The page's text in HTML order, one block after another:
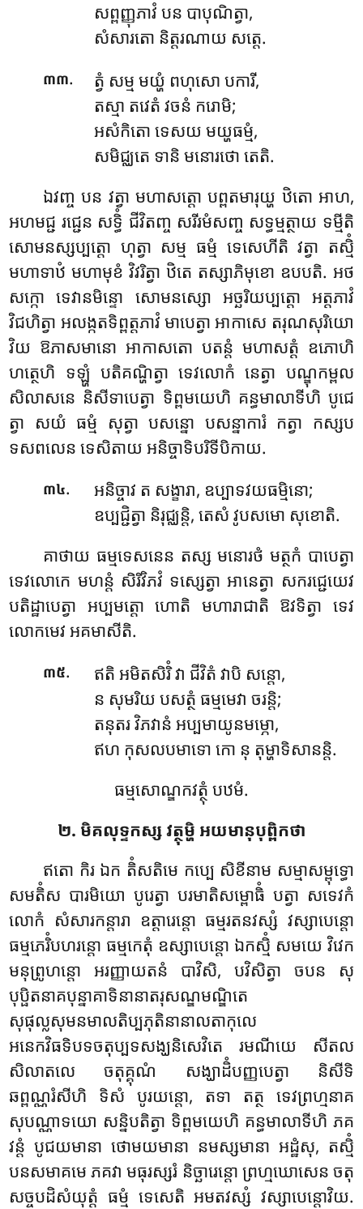
សព្ពញ្ញុភាវំ បន បាបុណិត្វា,
សំសារតោ និត្តរណាយ សត្តេ.
៣៣.
ត្វំ សម្ម មយ្ហំ ពហុសោ បការី,
តស្មា តវេតំ វចនំ ករោមិ;
អសំកិតោ ទេសយ មយ្ហធម្មំ,
សមិជ្ឈតេ ទានិ មនោរថោ តេតិ.
ឯវញ្ច បន វត្វា មហាសត្តោ បព្ពតមារុយ្ហ ឋិតោ អាហ,
អហមជ្ជ រជ្ជេន សទ្ធិំ ជីវិតញ្ច សរីរមំសញ្ច សទ្ធម្មត្ថាយ ទម្មីតិ
សោមនស្សប្បត្តោ ហុត្វា សម្ម ធម្មំ ទេសេហីតិ វត្វា តស្មិំ
មហាទាឋំ មហាមុខំ វិវរិត្វា ឋិតេ តស្សាភិមុខោ ឧបបតិ. អថ
សក្កោ ទេវានមិន្ទោ សោមនស្សោ អច្ឆរិយប្បត្តោ អត្តភាវំ
វិជហិត្វា អលង្កតទិព្ពត្តភាវំ មាបេត្វា អាកាសេ តរុណសុរិយោ
វិយ ឱភាសមានោ អាកាសតោ បតន្តំ មហាសត្តំ ឧភោហិ
ហត្ថេហិ ទឡ្ហំ បតិគណ្ហិត្វា ទេវលោកំ នេត្វា បណ្ឌុកម្ពល
សិលាសនេ និសីទាបេត្វា ទិព្ពមយេហិ គន្ធមាលាទីហិ បូជេ
ត្វា សយំ ធម្មំ សុត្វា បសន្នោ បសន្នាការំ កត្វា កស្សប
ទសពលេន ទេសិតាយ អនិច្ចាទិបរិទីបិកាយ.
៣៤.
អនិច្ចាវ ត សង្ខារា, ឧប្បាទវយធម្មិនោ;
ឧប្បជ្ជិត្វា និរុជ្ឈន្តិ, តេសំ វូបសមោ សុខោតិ.
គាថាយ ធម្មទេសនេន តស្ស មនោរថំ មត្ថកំ បាបេត្វា
ទេវលោកេ មហន្តំ សិរិវិភវំ ទស្សេត្វា អានេត្វា សករជ្ជេយេវ
បតិដ្ឋាបេត្វា អប្បមត្តោ ហោតិ មហារាជាតិ ឱវទិត្វា ទេវ
លោកមេវ អគមាសីតិ.
៣៥.
ឥតិ អមិតសិរិំ វា ជីវិតំ វាបិ សន្តោ,
ន សុមរិយ បសត្ថំ ធម្មមេវា ចរន្តិ;
តនុតរ វិភវានំ អប្បមាយូនមម្ភោ,
ឥហ កុសលបមាទោ កោ នុ តុម្ហាទិសានន្តិ.
ធម្មសោណ្ឌកវត្ថុំ បឋមំ.
២. មិគលុទ្ទកស្ស វត្ថុម្ហិ អយមានុបុព្ពិកថា
ឥតោ កិរ ឯក តិំសតិមេ កប្បេ សិខីនាម សម្មាសម្ពុទ្ធោ
សមតិំស បារមិយោ បូរេត្វា បរមាតិសម្ពោធិំ បត្វា សទេវកំ
លោកំ សំសារកន្តារា ឧត្តារេន្តោ ធម្មរតនវស្សំ វស្សាបេន្តោ
ធម្មភេរិំបហរន្តោ ធម្មកេតុំ ឧស្សាបេន្តោ ឯកស្មិំ សមយេ វិវេក
មនុព្រូហន្តោ អរញ្ញាយតនំ បាវិសិ, បវិសិត្វា ចបន សុ
បុប្ផិតនាគបុន្នាគាទិនានាតរុសណ្ឌមណ្ឌិតេ
សុផុល្លសុមនមាលតិប្បភុតិនានាលតាកុលេ
អនេកវិធទិបទចតុប្បទសង្ឃនិសេវិតេ រមណីយេ សីតល
សិលាតលេ ចតុគ្គុណំ សង្ឃាដិំបញ្ញបេត្វា និសីទិ
ឆព្ពណ្ណរំសីហិ ទិសំ បូរយន្តោ, តទា តត្ថ ទេវព្រហ្មនាគ
សុបណ្ណាទយោ សន្និបតិត្វា ទិព្ពមយេហិ គន្ធមាលាទីហិ ភគ
វន្តំ បូជយមានា ថោមយមានា នមស្សមានា អដ្ឋំសុ, តស្មិំ
បនសមាគមេ ភគវា មធុរស្សរំ និច្ឆារេន្តោ ព្រហ្មឃោសេន ចតុ
សច្ចបដិសំយុត្តំ ធម្មំ ទេសេតិ អមតវស្សំ វស្សាបេន្តោវិយ.